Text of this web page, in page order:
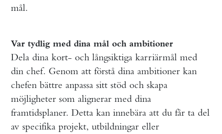
mål.
Var tydlig med dina mål och ambitioner
Dela dina kort- och långsiktiga karriärmål med
din chef. Genom att förstå dina ambitioner kan
chefen bättre anpassa sitt stöd och skapa
möjligheter som alignerar med dina
framtidsplaner. Detta kan innebära att du får ta del
av specifika projekt, utbildningar eller